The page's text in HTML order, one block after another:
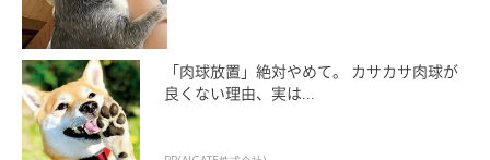
「肉球放置」絶対やめて。 カサカサ肉球が
良くない理由、実は...